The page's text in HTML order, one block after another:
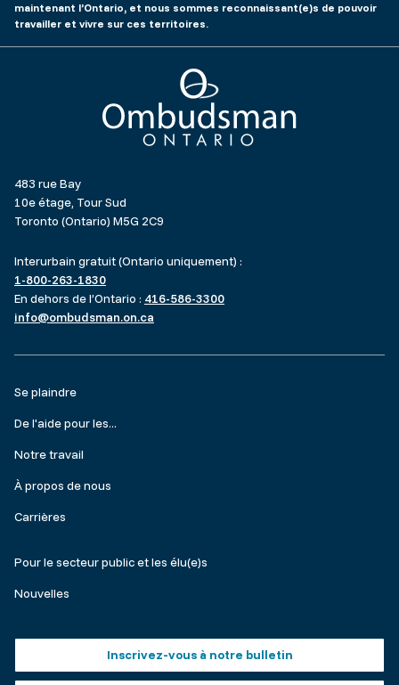
maintenant l’Ontario, et nous sommes reconnaissant(e)s de pouvoir
travailler et vivre sur ces territoires.
Ombudsman Ontario
483 rue Bay
10e étage, Tour Sud
Toronto (Ontario) M5G 2C9
Interurbain gratuit (Ontario uniquement) :
1-800-263-1830
En dehors de l’Ontario : 416-586-3300
info@ombudsman.on.ca
Footer
menu
Se plaindre
De l'aide pour les...
Notre travail
À propos de nous
Carrières
Make
a
Pour le secteur public et les élu(e)s
Nouvelles
buttons
Inscrivez-vous à notre bulletin